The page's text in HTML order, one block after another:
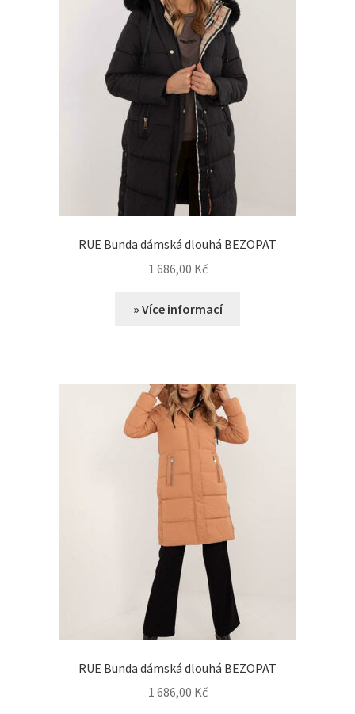
RUE Bunda dámská dlouhá BEZOPAT
1 686,00 Kč
» Více informací
RUE Bunda dámská dlouhá BEZOPAT
1 686,00 Kč